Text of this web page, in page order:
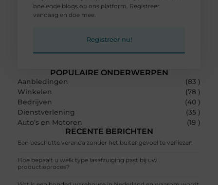
POPULAIRE ONDERWERPEN
Aanbiedingen
(83 )
Winkelen
(78 )
Bedrijven
(40 )
Dienstverlening
(35 )
Auto’s en Motoren
(19 )
RECENTE BERICHTEN
Een beschutte veranda zonder het buitengevoel te verliezen
Hoe bepaalt u welk type lasafzuiging past bij uw
productieproces?
boeiende blogs op ons platform. Registreer
vandaag en doe mee.
Registreer nu!